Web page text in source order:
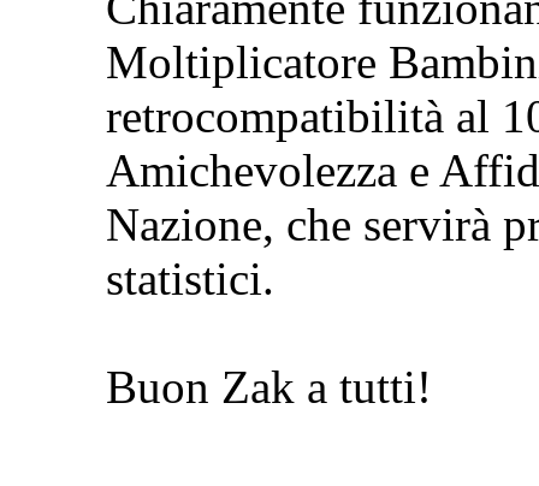
Moltiplicatore
retrocompatibilità al
Amichevolezza e
Nazione, che servirà
statistici.
Buon Zak a tutti!